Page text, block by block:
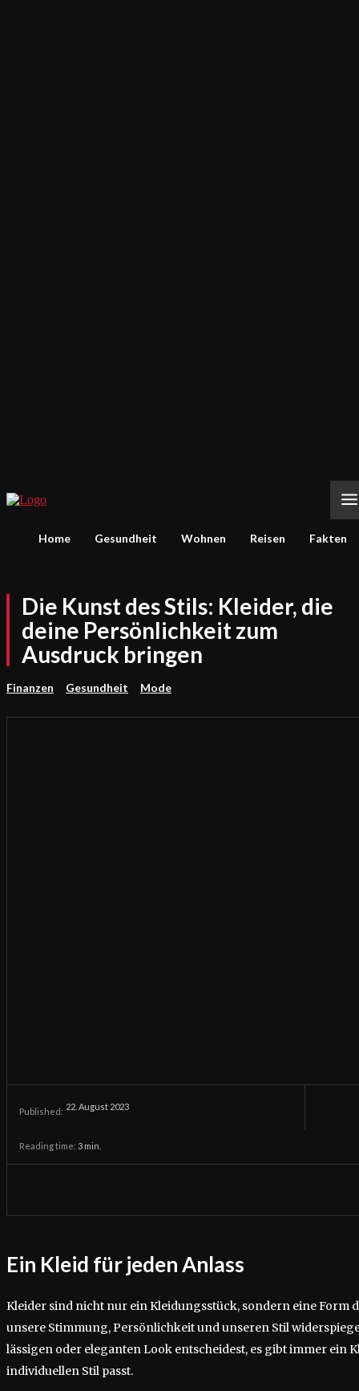
Home Gesundheit Wohnen Reisen Fakten
Die Kunst des Stils: Kleider, die
deine Persönlichkeit zum
Ausdruck bringen
Finanzen Gesundheit Mode
Published: 22. August 2023
Reading time: 3 min.
Ein Kleid für jeden Anlass
Kleider sind nicht nur ein Kleidungsstück, sondern eine Form
unsere Stimmung, Persönlichkeit und unseren Stil
lässigen oder eleganten Look entscheidest, es gibt immer ein
individuellen Stil passt.